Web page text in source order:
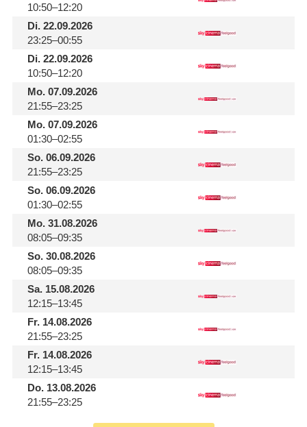
10:50–12:20
Di.22.09.2026
23:25–00:55
Di.22.09.2026
10:50–12:20
Mo.07.09.2026
21:55–23:25
Mo.07.09.2026
01:30–02:55
So.06.09.2026
21:55–23:25
So.06.09.2026
01:30–02:55
Mo.31.08.2026
08:05–09:35
So.30.08.2026
08:05–09:35
Sa.15.08.2026
12:15–13:45
Fr.14.08.2026
21:55–23:25
Fr.14.08.2026
12:15–13:45
Do.13.08.2026
21:55–23:25